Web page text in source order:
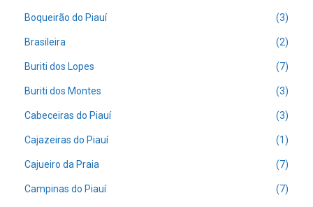
Boqueirão do Piauí (3)
Brasileira (2)
Buriti dos Lopes (7)
Buriti dos Montes (3)
Cabeceiras do Piauí (3)
Cajazeiras do Piauí (1)
Cajueiro da Praia (7)
Campinas do Piauí (7)